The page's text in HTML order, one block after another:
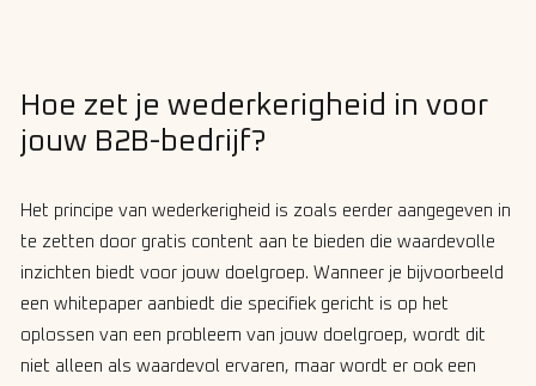
Hoe zet je wederkerigheid in voor
jouw B2B-bedrijf?
Het principe van wederkerigheid is zoals eerder aangegeven in
te zetten door gratis content aan te bieden die waardevolle
inzichten biedt voor jouw doelgroep. Wanneer je bijvoorbeeld
een whitepaper aanbiedt die specifiek gericht is op het
oplossen van een probleem van jouw doelgroep, wordt dit
niet alleen als waardevol ervaren, maar wordt er ook een